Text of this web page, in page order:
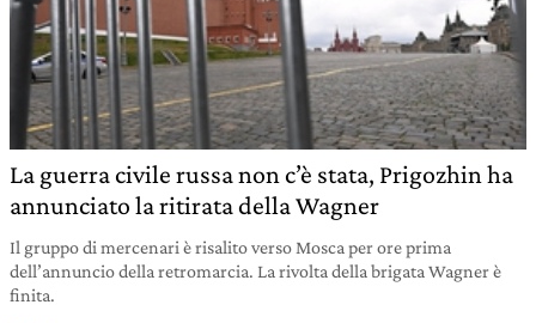
La guerra civile russa non c’è stata, Prigozhin ha
annunciato la ritirata della Wagner
Il gruppo di mercenari è risalito verso Mosca per ore prima
dell’annuncio della retromarcia. La rivolta della brigata Wagner è
finita.